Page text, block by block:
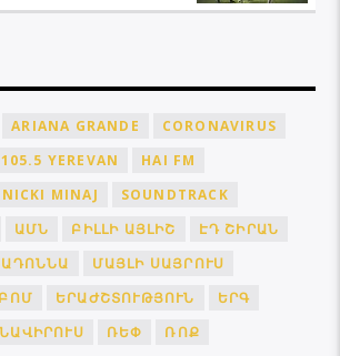
ARIANA GRANDE
CORONAVIRUS
YEREVAN
HAI FM
NICKI MINAJ
SOUNDTRACK
ԱՄՆ ԲԻԼԼԻ ԱՅԼԻՇ
ԷԴ ՇԻՐԱՆ
ՄԱՅԼԻ ՍԱՅՐՈՒՍ
ԵՐԱԺՇՏՈՒԹՅՈՒՆ
ԵՐԳ
ՌԵՓ
ՌՈՔ